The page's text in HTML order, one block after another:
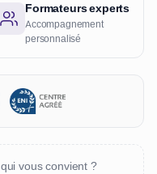
Formateurs experts
Accompagnement
personnalisé
vous convient ?